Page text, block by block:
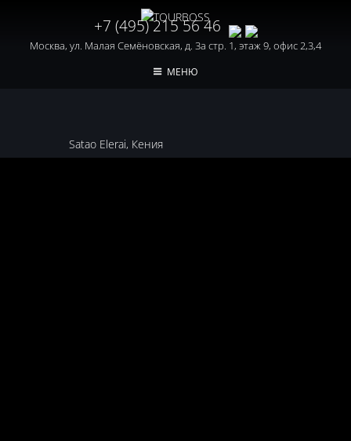
+7 (495) 215 56 46
Москва, ул. Малая Семёновская, д. 3а стр. 1, этаж 9, офис 2,3,4
МЕНЮ
Satao Elerai, Кения